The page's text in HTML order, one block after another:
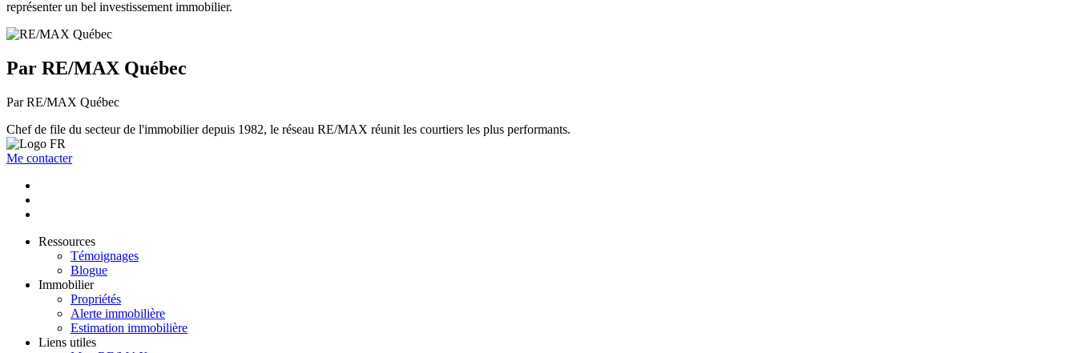
représenter un bel investissement immobilier.
Par RE/MAX Québec
Par RE/MAX Québec
Chef de file du secteur de l'immobilier depuis 1982, le réseau RE/MAX réunit les courtiers les plus performants.
Me contacter
Ressources
Témoignages
Blogue
Immobilier
Propriétés
Alerte immobilière
Estimation immobilière
Liens utiles